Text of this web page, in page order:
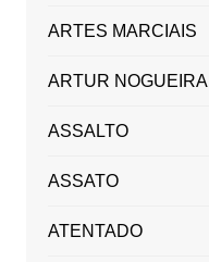
ARTES MARCIAIS
ARTUR NOGUEIRA
ASSALTO
ASSATO
ATENTADO